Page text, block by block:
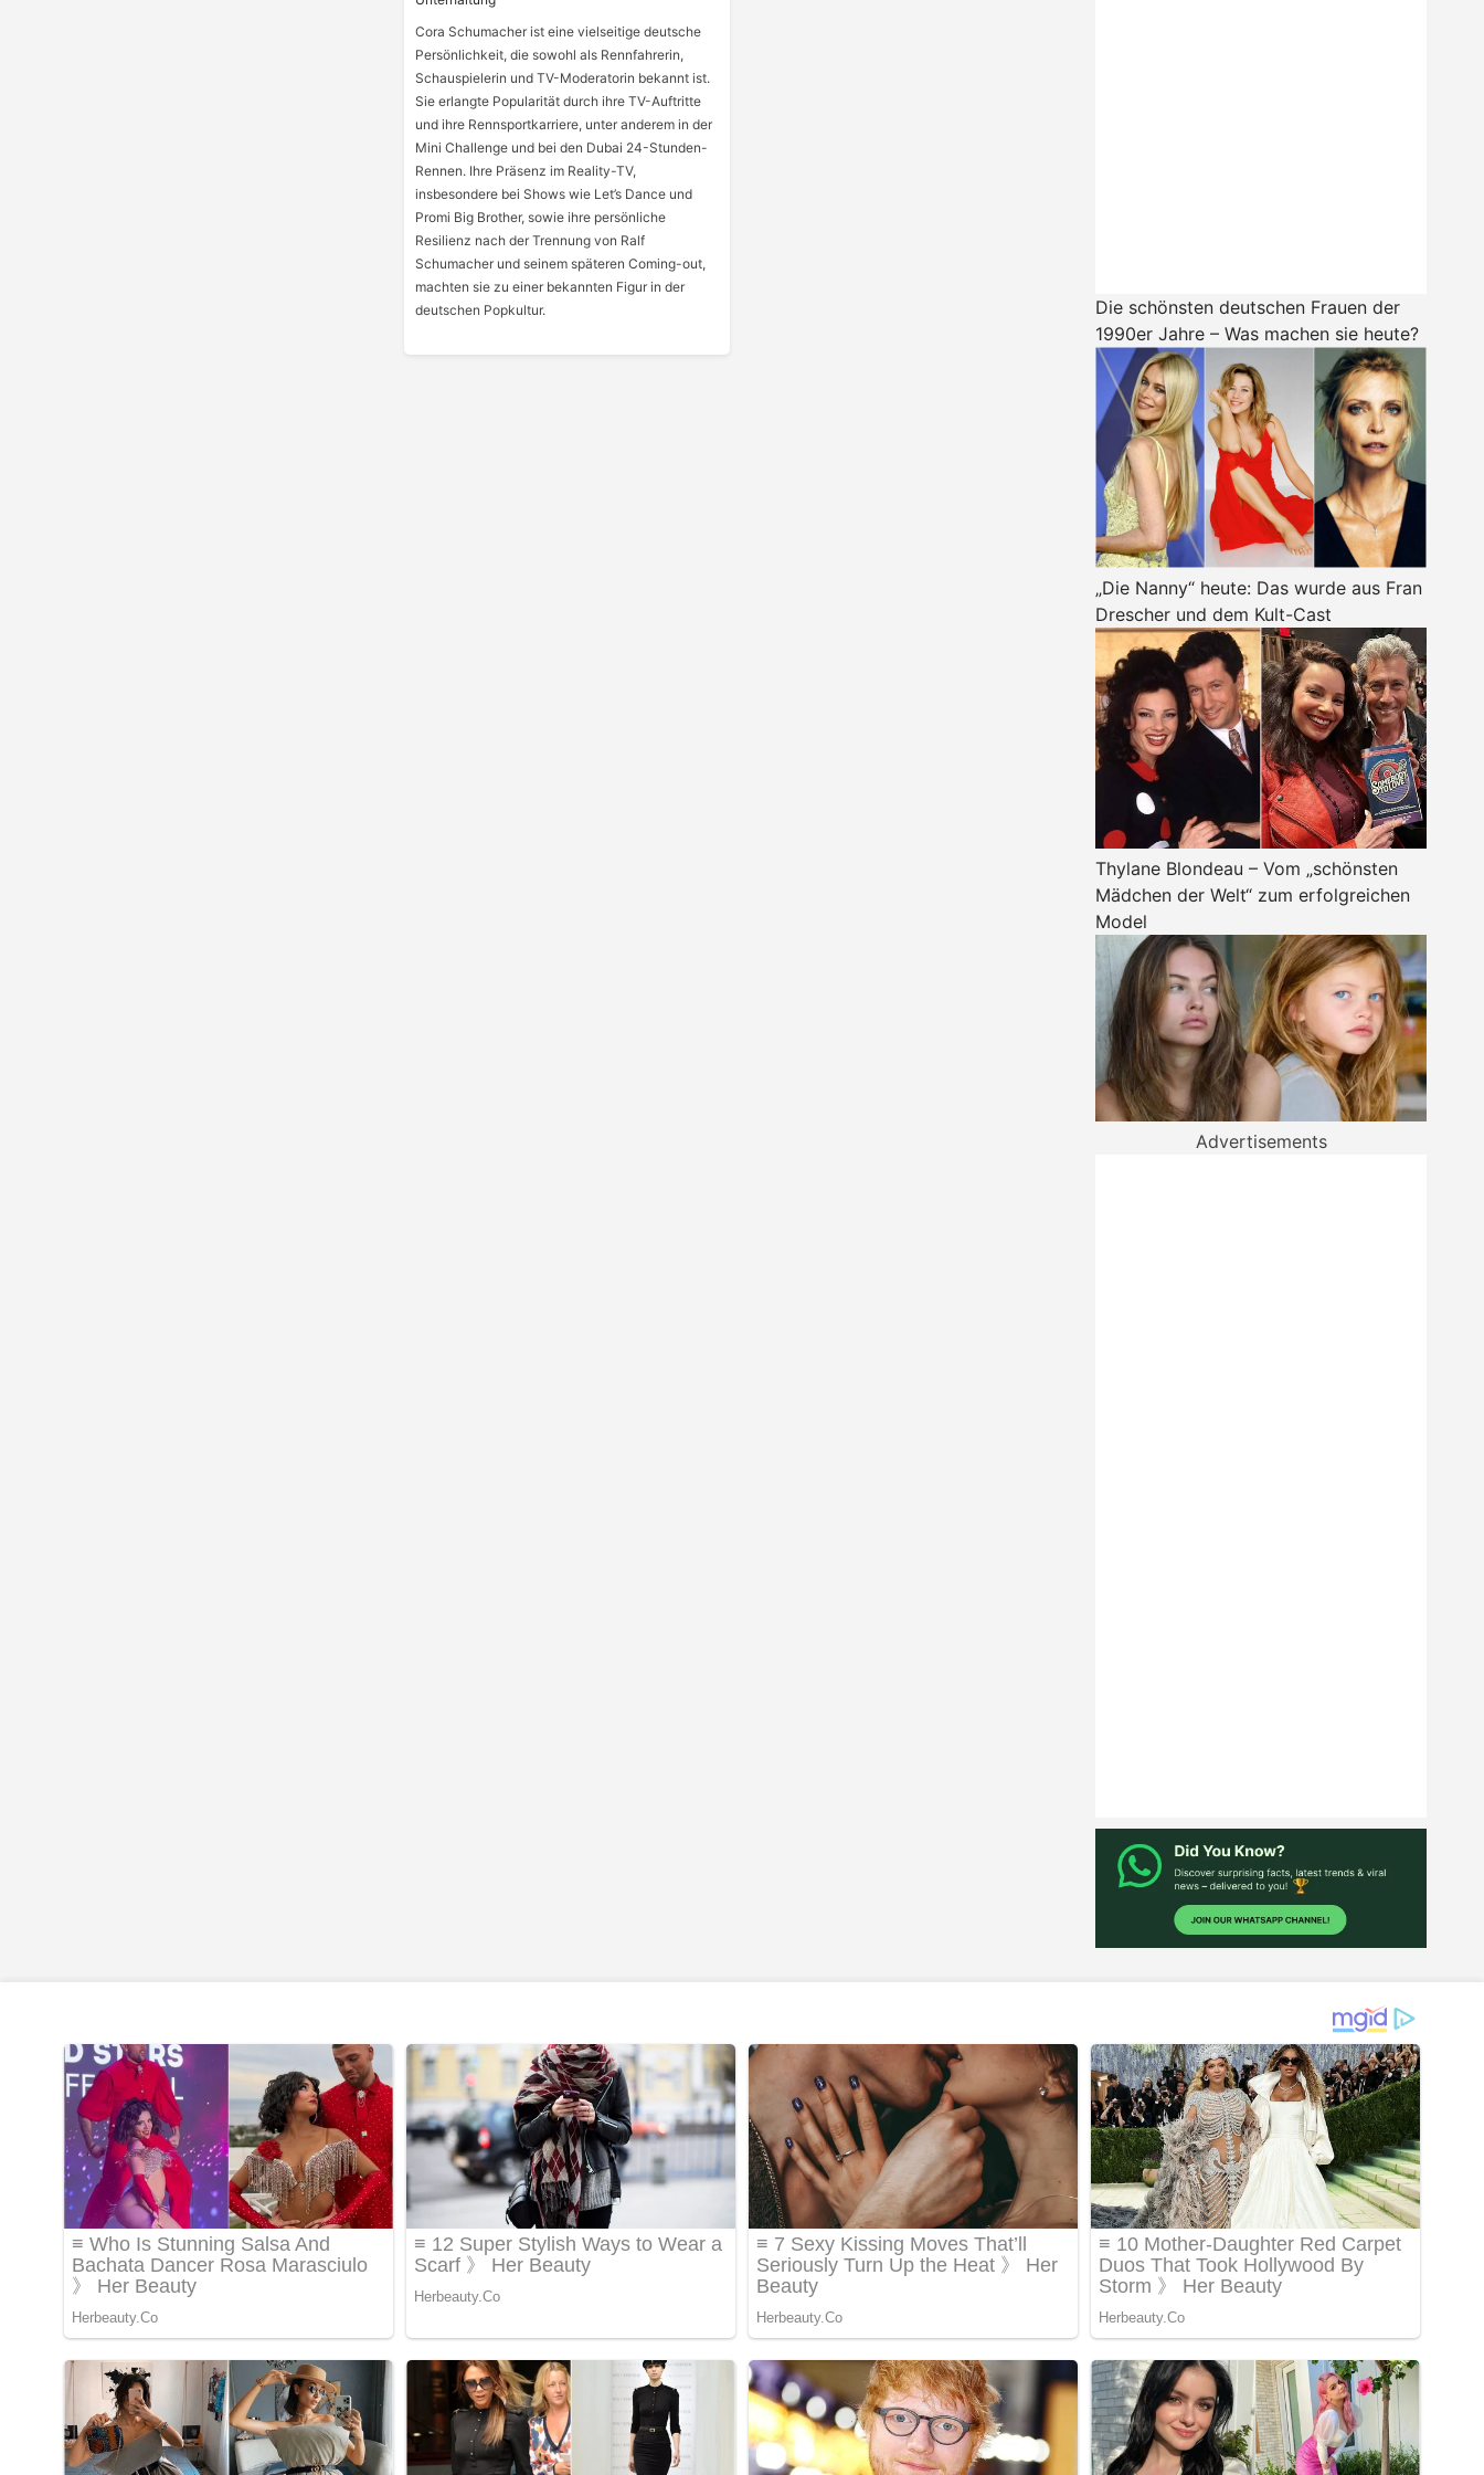
Cora Schumacher ist eine vielseitige deutsche
Persönlichkeit, die sowohl als Rennfahrerin,
Schauspielerin und TV-Moderatorin bekannt ist.
Sie erlangte Popularität durch ihre TV-Auftritte
und ihre Rennsportkarriere, unter anderem in der
Mini Challenge und bei den Dubai 24-Stunden-
Rennen. Ihre Präsenz im Reality-TV,
insbesondere bei Shows wie Let’s Dance und
Promi Big Brother, sowie ihre persönliche
Resilienz nach der Trennung von Ralf
Schumacher und seinem späteren Coming-out,
machten sie zu einer bekannten Figur in der
deutschen Popkultur.
Die schönsten deutschen Frauen der
1990er Jahre – Was machen sie heute?
„Die Nanny“ heute: Das wurde aus Fran
Drescher und dem Kult-Cast
Thylane Blondeau – Vom „schönsten
Mädchen der Welt“ zum erfolgreichen
Model
Advertisements